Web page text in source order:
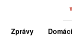
Zprávy Domácí